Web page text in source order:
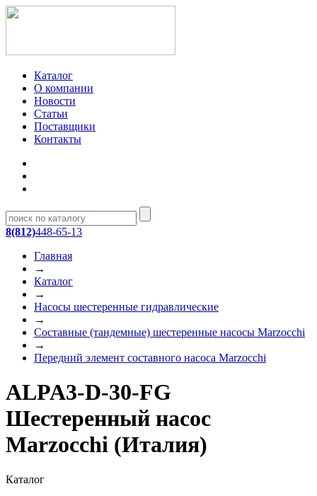
Каталог
О компании
Новости
Статьи
Поставщики
Контакты
8(812)448-65-13
Главная
→
Каталог
→
Насосы шестеренные гидравлические
→
Составные (тандемные) шестеренные насосы Marzocchi
→
Передний элемент составного насоса Marzocchi
ALPA3-D-30-FG
Шестеренный насос
Marzocchi (Италия)
Каталог